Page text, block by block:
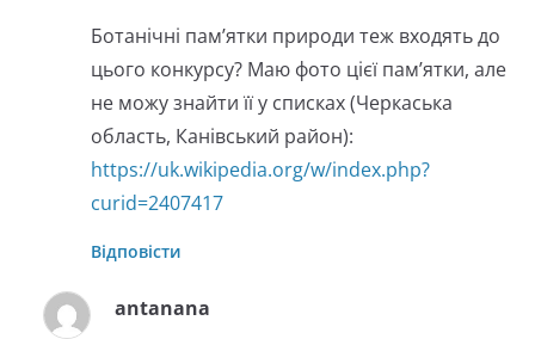
Ботанічні пам’ятки природи теж входять до
цього конкурсу? Маю фото цієї пам’ятки, але
не можу знайти її у списках (Черкаська
область, Канівський район):
https://uk.wikipedia.org/w/index.php?
curid=2407417
Відповісти
antanana